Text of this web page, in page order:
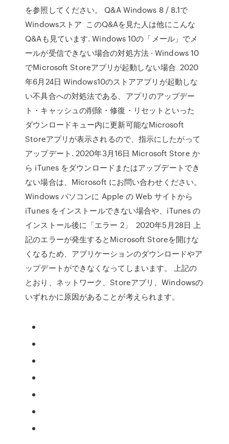
を参照してください。 Q&A Windows 8 / 8.1で
Windowsストア このQ&Aを見た人は他にこんな
Q&Aも見ています. Windows 10の「メール」でメ
ールが受信できない場合の対処方法 · Windows 10
でMicrosoft Storeアプリが起動しない場合 2020
年6月24日 Windows10のストアアプリが起動しな
い不具合への対処法である、アプリのアップデー
ト・キャッシュの削除・修復・リセットといった
ダウンロードキュー内に更新可能なMicrosoft
Storeアプリが表示されるので、指示にしたがって
アップデート. 2020年3月16日 Microsoft Store か
ら iTunes をダウンロードまたはアップデートでき
ない場合は、Microsoft にお問い合わせください。
Windows パソコンに Apple の Web サイトから
iTunes をインストールできない場合や、iTunes の
インストール後に「エラー 2」 2020年5月28日 上
記のエラーが発生するとMicrosoft Storeを開けな
くなるため、アプリケーションのダウンロードやア
ップデートができなくなってしまいます。 上記の
とおり、ネットワーク、Storeアプリ、Windowsの
いずれかに原因があることが考えられます。